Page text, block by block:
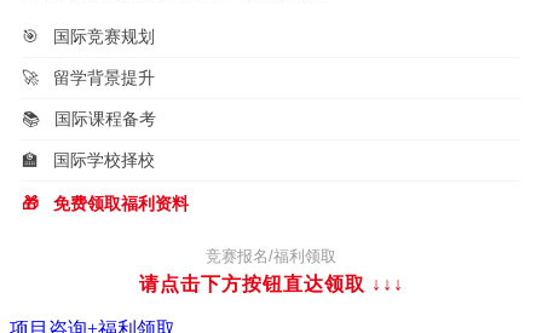
🎯 国际竞赛规划
🚀 留学背景提升
📚 国际课程备考
🏫 国际学校择校
🎁 免费领取福利资料
竞赛报名/福利领取
请点击下方按钮直达领取 ↓↓↓
项目咨询+福利领取